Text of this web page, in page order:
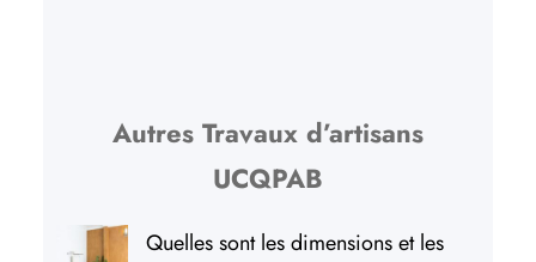
Autres Travaux d’artisans
UCQPAB
Quelles sont les dimensions et les